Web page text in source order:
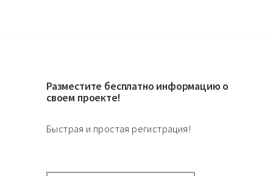
Разместите бесплатно информацию о
своем проекте!
Быстрая и простая регистрация!